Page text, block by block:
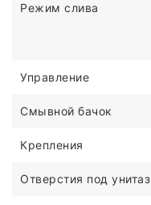
Режим слива
Управление
Смывной бачок
Крепления
Отверстия под унитаз